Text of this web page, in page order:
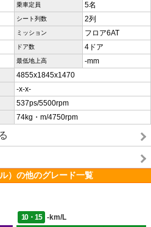
乗車定員 5名
シート列数 2列
ミッション フロア6AT
ドア数 4ドア
最低地上高 -mm
4855x1845x1470
-x-x-
537ps/5500rpm
74kg・m/4750rpm
）の他のグレード一覧
10・15
-km/L